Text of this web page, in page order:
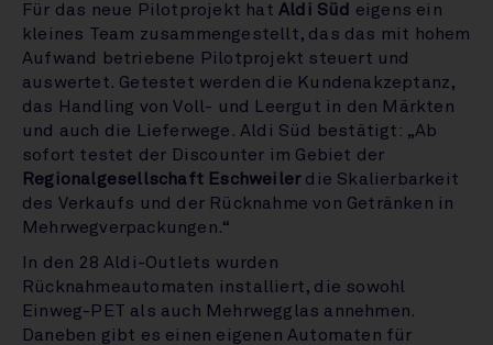
Für das neue Pilotprojekt hat Aldi Süd eigens ein
kleines Team zusammengestellt, das das mit hohem
Aufwand betriebene Pilotprojekt steuert und
auswertet. Getestet werden die Kundenakzeptanz,
das Handling von Voll- und Leergut in den Märkten
und auch die Lieferwege. Aldi Süd bestätigt: „Ab
sofort testet der Discounter im Gebiet der
Regionalgesellschaft Eschweiler die Skalierbarkeit
des Verkaufs und der Rücknahme von Getränken in
Mehrwegverpackungen.“
In den 28 Aldi-Outlets wurden
Rücknahmeautomaten installiert, die sowohl
Einweg-PET als auch Mehrwegglas annehmen.
Daneben gibt es einen eigenen Automaten für